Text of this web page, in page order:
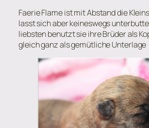
Faerie Flame ist mit Abstand die
lasst sich aber keineswegs
liebsten benutzt sie ihre Brüder als
gleich ganz als gemütliche Unterlage